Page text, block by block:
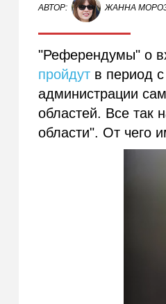
АВТОР: ЖАННА
"Референдумы" о
пройдут в период
администрации
областей. Все так
области". От чего